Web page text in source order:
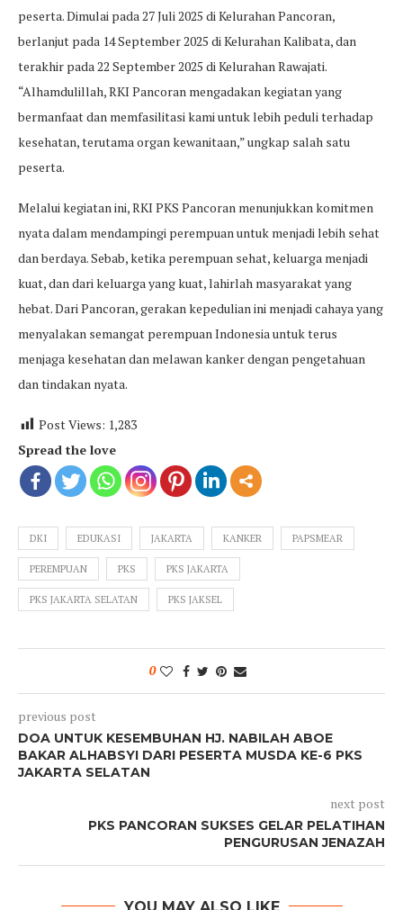
peserta. Dimulai pada 27 Juli 2025 di Kelurahan Pancoran,
berlanjut pada 14 September 2025 di Kelurahan Kalibata, dan
terakhir pada 22 September 2025 di Kelurahan Rawajati.
“Alhamdulillah, RKI Pancoran mengadakan kegiatan yang
bermanfaat dan memfasilitasi kami untuk lebih peduli terhadap
kesehatan, terutama organ kewanitaan,” ungkap salah satu
peserta.
Melalui kegiatan ini, RKI PKS Pancoran menunjukkan komitmen
nyata dalam mendampingi perempuan untuk menjadi lebih sehat
dan berdaya. Sebab, ketika perempuan sehat, keluarga menjadi
kuat, dan dari keluarga yang kuat, lahirlah masyarakat yang
hebat. Dari Pancoran, gerakan kepedulian ini menjadi cahaya yang
menyalakan semangat perempuan Indonesia untuk terus
menjaga kesehatan dan melawan kanker dengan pengetahuan
dan tindakan nyata.
Post Views: 1,283
Spread the love
DKI EDUKASI JAKARTA KANKER PAPSMEAR
PEREMPUAN PKS PKS JAKARTA
PKS JAKARTA SELATAN PKS JAKSEL
0
previous post
DOA UNTUK KESEMBUHAN HJ. NABILAH ABOE
BAKAR ALHABSYI DARI PESERTA MUSDA KE-6 PKS
JAKARTA SELATAN
next post
PKS PANCORAN SUKSES GELAR PELATIHAN
PENGURUSAN JENAZAH